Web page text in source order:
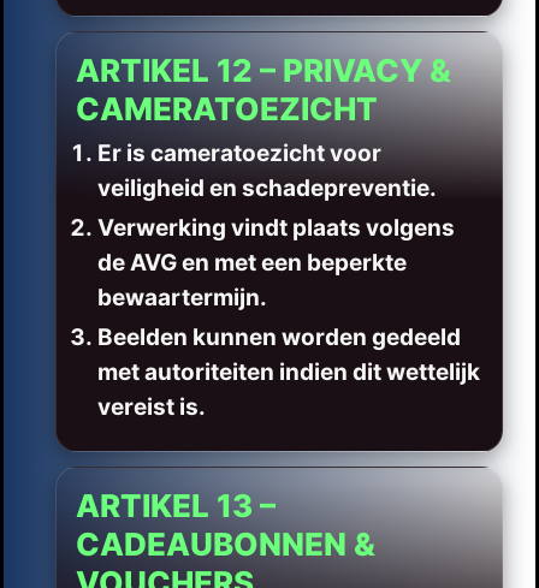
ARTIKEL 12 – PRIVACY &
CAMERATOEZICHT
Er is cameratoezicht voor
veiligheid en schadepreventie.
Verwerking vindt plaats volgens
de AVG en met een beperkte
bewaartermijn.
Beelden kunnen worden gedeeld
met autoriteiten indien dit wettelijk
vereist is.
ARTIKEL 13 –
CADEAUBONNEN &